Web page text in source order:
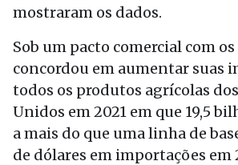
mostraram os dados.
Sob um pacto comercial com os
concordou em aumentar suas
todos os produtos agrícolas
Unidos em 2021 em que 19,5
a mais do que uma linha de
de dólares em importações em